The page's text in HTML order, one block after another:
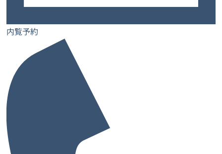
名刺の住所を英語表記にしたい場合の方法
は？
海外のクライアント用など、英語表記の名刺を作っておく
と便利な場合があります。名刺単体でなくても、日本語表
記の名刺の裏面に、英語表記を印字する方法も有効です。
英語の名刺に記載する情報は、基本的に日本語をローマ字
読みに変換します。氏名は名前、名字の順で記載し、住所
は狭い地域から郵便番号、国までを使います。電話番号
は、最初の0の代わりに+81を付けることで、国際電話用
内覧予約